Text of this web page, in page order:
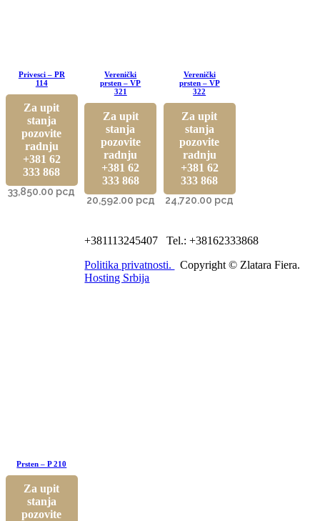
Privesci – PR
114
Za upit
stanja
pozovite
radnju
+381 62
333 868
33,850.00 рсд
Verenički
prsten – VP
321
Za upit
stanja
pozovite
radnju
+381 62
333 868
20,592.00 рсд
Verenički
prsten – VP
322
Za upit
stanja
pozovite
radnju
+381 62
333 868
24,720.00 рсд
Prsten – P 210
Za upit
stanja
pozovite
+381113245407 Tel.: +38162333868
Politika privatnosti.
Copyright © Zlatara Fiera.
Hosting Srbija